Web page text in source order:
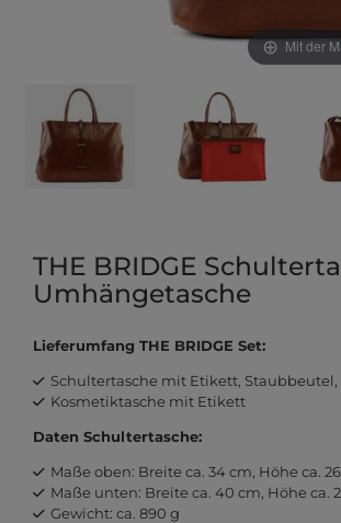
Mit der
THE BRIDGE
Umhängetasche
Lieferumfang THE BRIDGE Set:
Schultertasche mit Etikett,
Kosmetiktasche mit Etikett
Daten Schultertasche:
Maße oben: Breite ca. 34 cm, Höhe ca.
Maße unten: Breite ca. 40 cm, Höhe ca.
Gewicht: ca. 890 g